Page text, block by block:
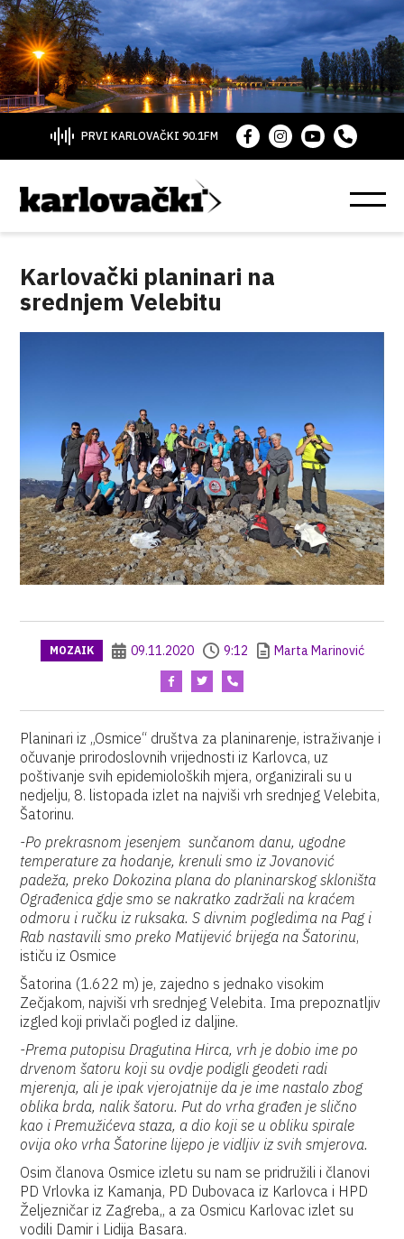
PRVI KARLOVAČKI 90.1FM
Karlovački planinari na
srednjem Velebitu
MOZAIK 09.11.2020 9:12 Marta Marinović
Planinari iz „Osmice“ društva za planinarenje, istraživanje i
očuvanje prirodoslovnih vrijednosti iz Karlovca, uz
poštivanje svih epidemioloških mjera, organizirali su u
nedjelju, 8. listopada izlet na najviši vrh srednjeg Velebita,
Šatorinu.
-Po prekrasnom jesenjem sunčanom danu, ugodne
temperature za hodanje, krenuli smo iz Jovanović
padeža, preko Dokozina plana do planinarskog skloništa
Ograđenica gdje smo se nakratko zadržali na kraćem
odmoru i ručku iz ruksaka. S divnim pogledima na Pag i
Rab nastavili smo preko Matijević brijega na Šatorinu,
ističu iz Osmice
Šatorina (1.622 m) je, zajedno s jednako visokim
Zečjakom, najviši vrh srednjeg Velebita. Ima prepoznatljiv
izgled koji privlači pogled iz daljine.
-Prema putopisu Dragutina Hirca, vrh je dobio ime po
drvenom šatoru koji su ovdje podigli geodeti radi
mjerenja, ali je ipak vjerojatnije da je ime nastalo zbog
oblika brda, nalik šatoru. Put do vrha građen je slično
kao i Premužićeva staza, a dio koji se u obliku spirale
ovija oko vrha Šatorine lijepo je vidljiv iz svih smjerova.
Osim članova Osmice izletu su nam se pridružili i članovi
PD Vrlovka iz Kamanja, PD Dubovaca iz Karlovca i HPD
Željezničar iz Zagreba,, a za Osmicu Karlovac izlet su
vodili Damir i Lidija Basara.